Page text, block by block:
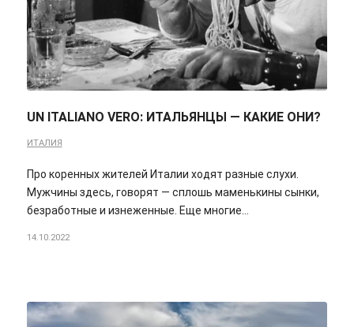
UN ITALIANO VERO: ИТАЛЬЯНЦЫ — КАКИЕ ОНИ?
ИТАЛИЯ
Про коренных жителей Италии ходят разные слухи.
Мужчины здесь, говорят — сплошь маменькины сынки,
безработные и изнеженные. Еще многие…
14.10.2022